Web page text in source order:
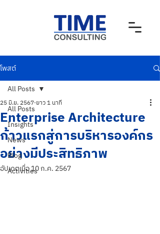
โพสต์
All Posts
Insights
News
Blog
Activities
All Posts
Enterprise Architecture
ก้าวแรกสู่การบริหารองค์กร
อย่างมีประสิทธิภาพ
25 มิ.ย. 2567 ยาว 1 นาที
อัปเดตเมื่อ10 ก.ค. 2567